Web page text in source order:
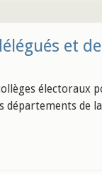
et
électoraux
départements de